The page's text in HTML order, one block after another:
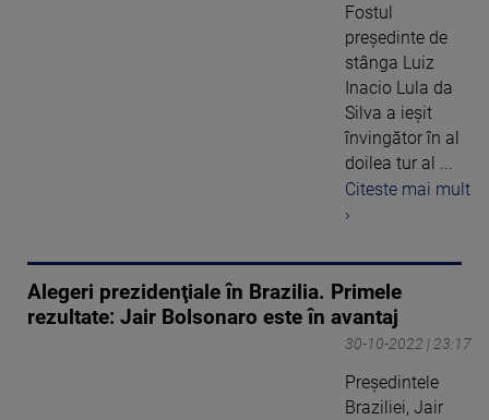
Fostul
preşedinte de
stânga Luiz
Inacio Lula da
Silva a ieşit
învingător în al
doilea tur al ...
Citeste mai mult
›
Alegeri prezidenţiale în Brazilia. Primele
rezultate: Jair Bolsonaro este în avantaj
30-10-2022 | 23:17
Preşedintele
Braziliei, Jair